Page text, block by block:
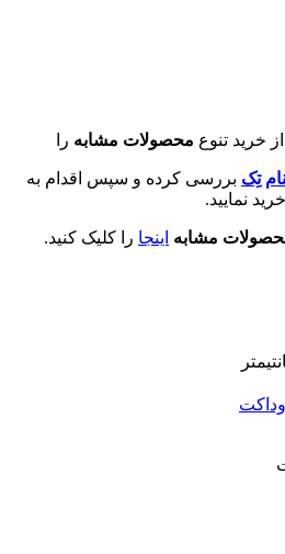
خرید تنوع محصولات مشابه را
تِک بررسی کرده و سپس اقدام به
خرید نمایید.
مشابه اینجا را کلیک کنید.